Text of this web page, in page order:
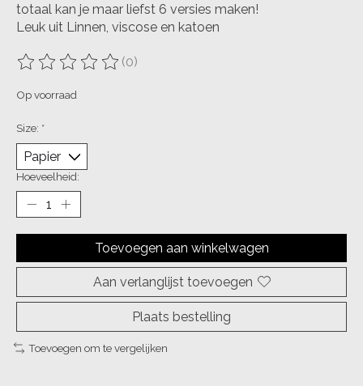
totaal kan je maar liefst 6 versies maken!
Leuk uit Linnen, viscose en katoen
De beoordeling van dit product is
(0)
Op voorraad
Size: *
Hoeveelheid:
Toevoegen aan winkelwagen
Aan verlanglijst toevoegen
Plaats bestelling
Toevoegen om te vergelijken